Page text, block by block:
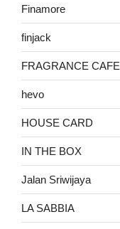
Finamore
finjack
FRAGRANCE CAFE
hevo
HOUSE CARD
IN THE BOX
Jalan Sriwijaya
LA SABBIA